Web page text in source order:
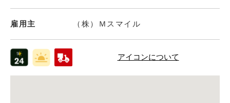
雇用主 （株）Ｍスマイル
アイコンについて